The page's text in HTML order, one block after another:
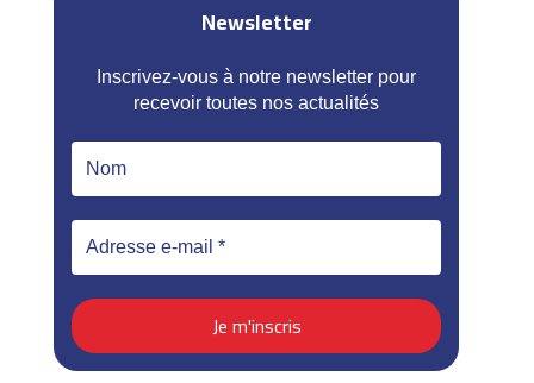
Newsletter
Inscrivez-vous à notre newsletter pour
recevoir toutes nos actualités